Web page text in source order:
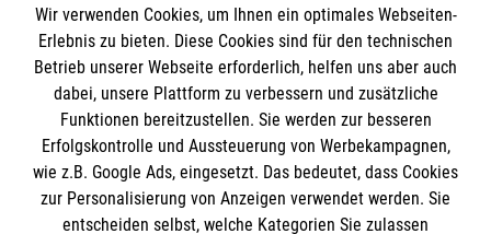
Informationen
Impressum
Datenschutz
Barrierefreiheit
Die Malteser
Wir verwenden Cookies, um Ihnen ein optimales Webseiten-
Erlebnis zu bieten. Diese Cookies sind für den technischen
Betrieb unserer Webseite erforderlich, helfen uns aber auch
dabei, unsere Plattform zu verbessern und zusätzliche
Funktionen bereitzustellen. Sie werden zur besseren
Erfolgskontrolle und Aussteuerung von Werbekampagnen,
wie z.B. Google Ads, eingesetzt. Das bedeutet, dass Cookies
zur Personalisierung von Anzeigen verwendet werden. Sie
entscheiden selbst, welche Kategorien Sie zulassen